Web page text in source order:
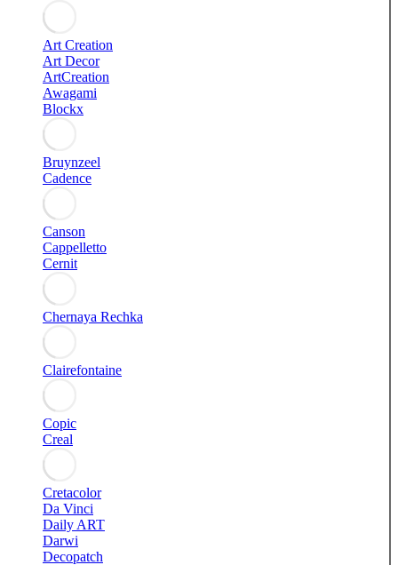
Art Creation
Art Decor
ArtCreation
Awagami
Blockx
Bruynzeel
Cadence
Canson
Cappelletto
Cernit
Chernaya Rechka
Clairefontaine
Copic
Creal
Cretacolor
Da Vinci
Daily ART
Darwi
Decopatch